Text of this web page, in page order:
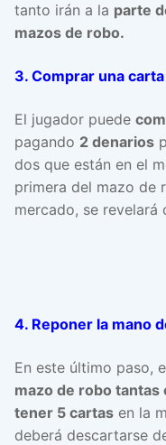
tanto irán a la parte
mazos de robo.
3. Comprar una
El jugador puede
pagando 2 denarios
dos que están en el
primera del mazo de
mercado, se revelará
4. Reponer la mano
En este último paso,
mazo de robo
tener 5 cartas en la
deberá descartarse